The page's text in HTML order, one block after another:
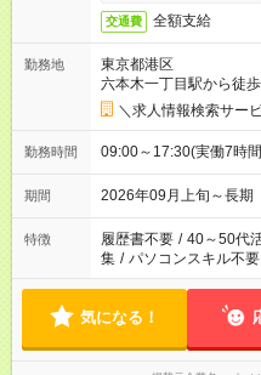
交通費 全額支給
勤務地
東京都港区
六本木一丁目駅から徒
＼求人情報検索サー
勤務時間 09:00～17:30(実働7時
期間 2026年09月上旬～長
特徴 履歴書不要 / 40～50代
集 / パソコンスキル不要
気になる！